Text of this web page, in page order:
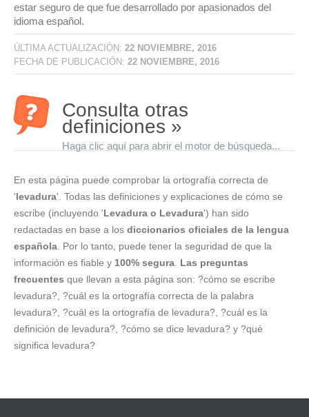
estar seguro de que fue desarrollado por apasionados del
idioma español.
ÚLTIMA ACTUALIZACIÓN: 22 NOVIEMBRE, 2016
FECHA DE PUBLICACIÓN: 22 NOVIEMBRE, 2016
Consulta otras
definiciones »
Haga clic aquí para abrir el motor de búsqueda...
En esta página puede comprobar la ortografía correcta de
'levadura'. Todas las definiciones y explicaciones de cómo se
escribe (incluyendo 'Levadura o Levadura') han sido
redactadas en base a los diccionarios oficiales de la lengua
española . Por lo tanto, puede tener la seguridad de que la
información es fiable y 100% segura Las preguntas
frecuentes que llevan a esta página son: ?cómo se escribe
levadura?, ?cuál es la ortografía correcta de la palabra
levadura?, ?cuál es la ortografía de levadura?, ?cuál es la
definición de levadura?, ?cómo se dice levadura? y ?qué
significa levadura?